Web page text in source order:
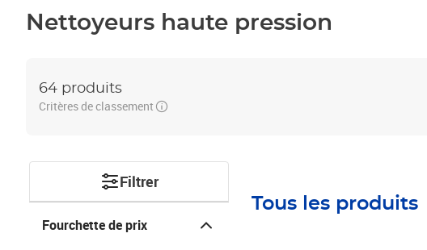
Nettoyeurs haute pression
64 produits
Critères de classement
Filtrer
Fourchette de prix
Tous les produits